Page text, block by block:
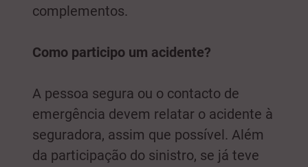
complementos.
Como participo um acidente?
A pessoa segura ou o contacto de
emergência devem relatar o acidente à
seguradora, assim que possível. Além
da participação do sinistro, se já teve